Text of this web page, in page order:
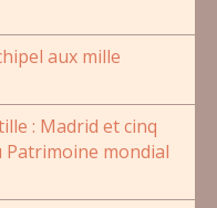
aux mille
: Madrid et cinq
Patrimoine mondial